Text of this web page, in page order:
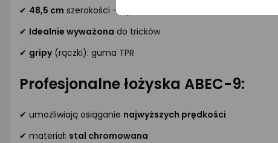
✔ 48,5 cm szerokości - wysoka
✔ Idealnie wyważona do tricków
✔ gripy(rączki): guma TPR
Profesjonalne łożyska ABEC-9:
✔ umożliwiają osiąganie najwyższych prędkości
✔ materiał: stal chromowana